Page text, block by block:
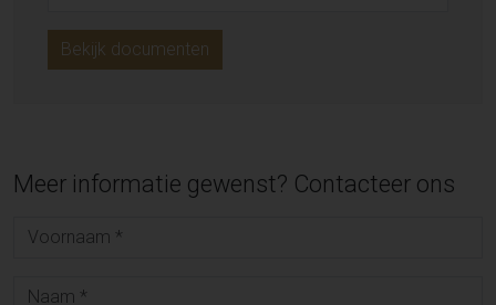
Bekijk documenten
Meer informatie gewenst? Contacteer ons